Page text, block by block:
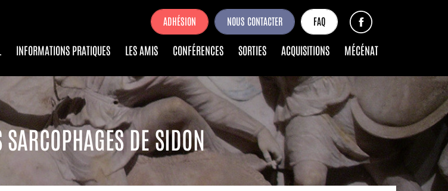
ADHÉSION NOUS CONTACTER FAQ
INFORMATIONS PRATIQUES LES AMIS CONFÉRENCES SORTIES ACQUISITIONS MÉCÉNAT
DE SIDON